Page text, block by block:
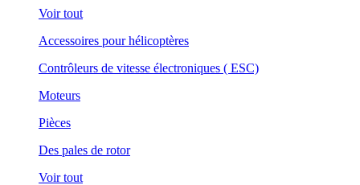
Voir tout
Accessoires pour hélicoptères
Contrôleurs de vitesse électroniques ( ESC)
Moteurs
Pièces
Des pales de rotor
Voir tout